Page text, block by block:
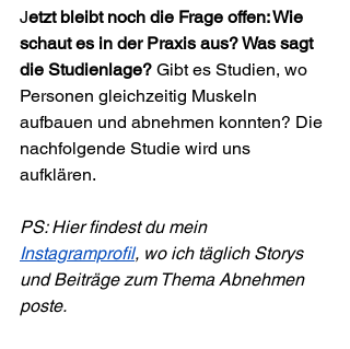
Jetzt bleibt noch die Frage offen: Wie
schaut es in der Praxis aus? Was sagt
die Studienlage? Gibt es Studien, wo
Personen gleichzeitig Muskeln
aufbauen und abnehmen konnten? Die
nachfolgende Studie wird uns
aufklären.
PS: Hier findest du mein
Instagramprofil, wo ich täglich Storys
und Beiträge zum Thema Abnehmen
poste.